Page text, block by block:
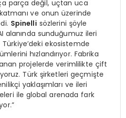
parça değil, uçtan uca
ve onun üzerinde
Spinelli sözlerini şöyle
alanında sunduğumuz ileri
ekosistemde
hızlandırıyor. Fabrika
projelerde verimlilikte çift
Türk şirketleri geçmişte
yaklaşımları ve ileri
ile global arenada fark